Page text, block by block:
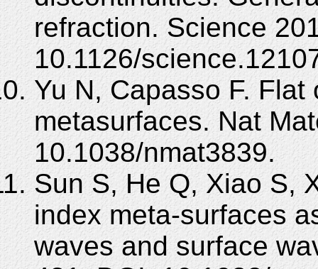
refraction. Science
10.1126/
Yu N, Capasso F.
metasurfaces. Nat
10.1038/nmat3839.
Sun S, He Q, Xiao S,
index meta-surfaces
waves and surface